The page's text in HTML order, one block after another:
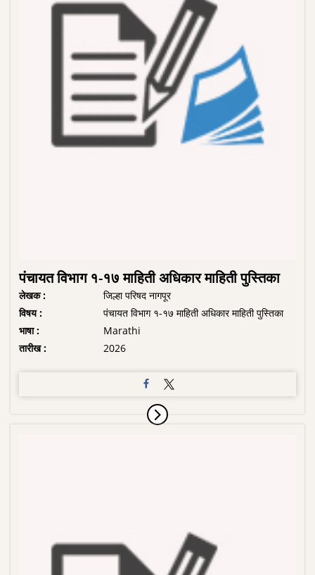
पंचायत विभाग १-१७ माहिती अधिकार माहिती पुस्तिका
लेखक :
जिल्हा परिषद नागपूर
विषय :
पंचायत विभाग १-१७ माहिती अधिकार माहिती पुस्तिका
भाषा :
Marathi
तारीख :
2026